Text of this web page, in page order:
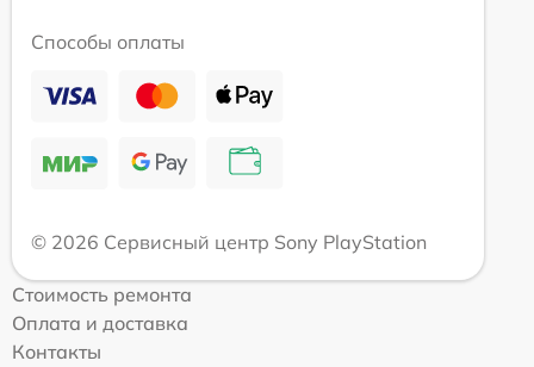
Способы оплаты
© 2026 Сервисный центр Sony PlayStation
Стоимость ремонта
Оплата и доставка
Контакты